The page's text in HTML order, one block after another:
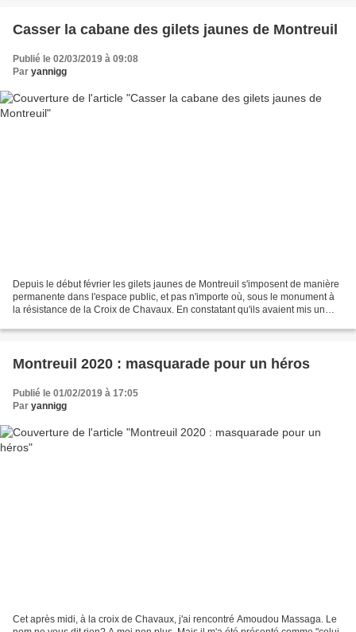
Casser la cabane des gilets jaunes de Montreuil
Publié le 02/03/2019 à 09:08
Par yannigg
Depuis le début février les gilets jaunes de Montreuil s'imposent de manière
permanente dans l'espace public, et pas n'importe où, sous le monument à
la résistance de la Croix de Chavaux. En constatant qu'ils avaient mis un
Montreuil 2020 : masquarade pour un héros
Publié le 01/02/2019 à 17:05
Par yannigg
Cet après midi, à la croix de Chavaux, j'ai rencontré Amoudou Massaga. Le